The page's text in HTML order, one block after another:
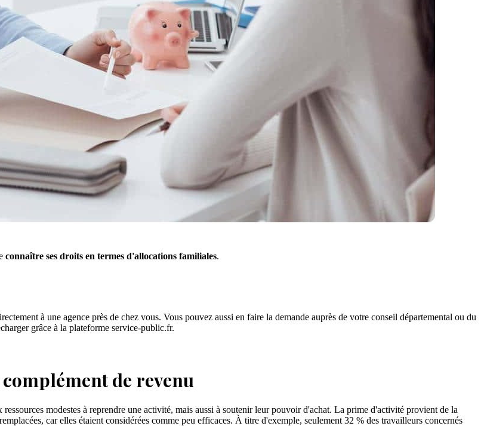
connaître ses droits en termes d'allocations familiales.
à une agence près de chez vous. Vous pouvez aussi en faire la demande auprès de votre conseil départemental ou du
grâce à la plateforme service-public.fr.
de revenu
modestes à reprendre une activité, mais aussi à soutenir leur pouvoir d'achat. La prime d'activité provient de la
car elles étaient considérées comme peu efficaces. À titre d'exemple, seulement 32 % des travailleurs concernés